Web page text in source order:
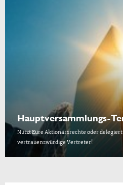
Hauptversammlungs-
Nutzt Eure Aktionärsrechte oder
vertrauenswürdige Vertreter!